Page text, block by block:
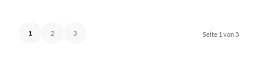
Seite 1 von 3
1 2 3